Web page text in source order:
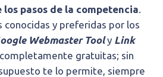
pasos de la competencia.
conocidas y preferidas por los
Webmaster Tooly Link
gratuitas; sin
te lo permite, siempre